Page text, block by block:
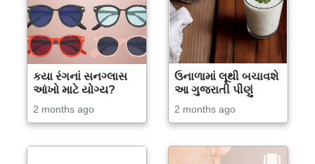
કયા રંગનાં સનગ્લાસ
આંખો માટે યોગ્ય?
2 months ago
ઉનાળામાં લૂથી બચાવશે
આ ગુજરાતી પીણું
2 months ago